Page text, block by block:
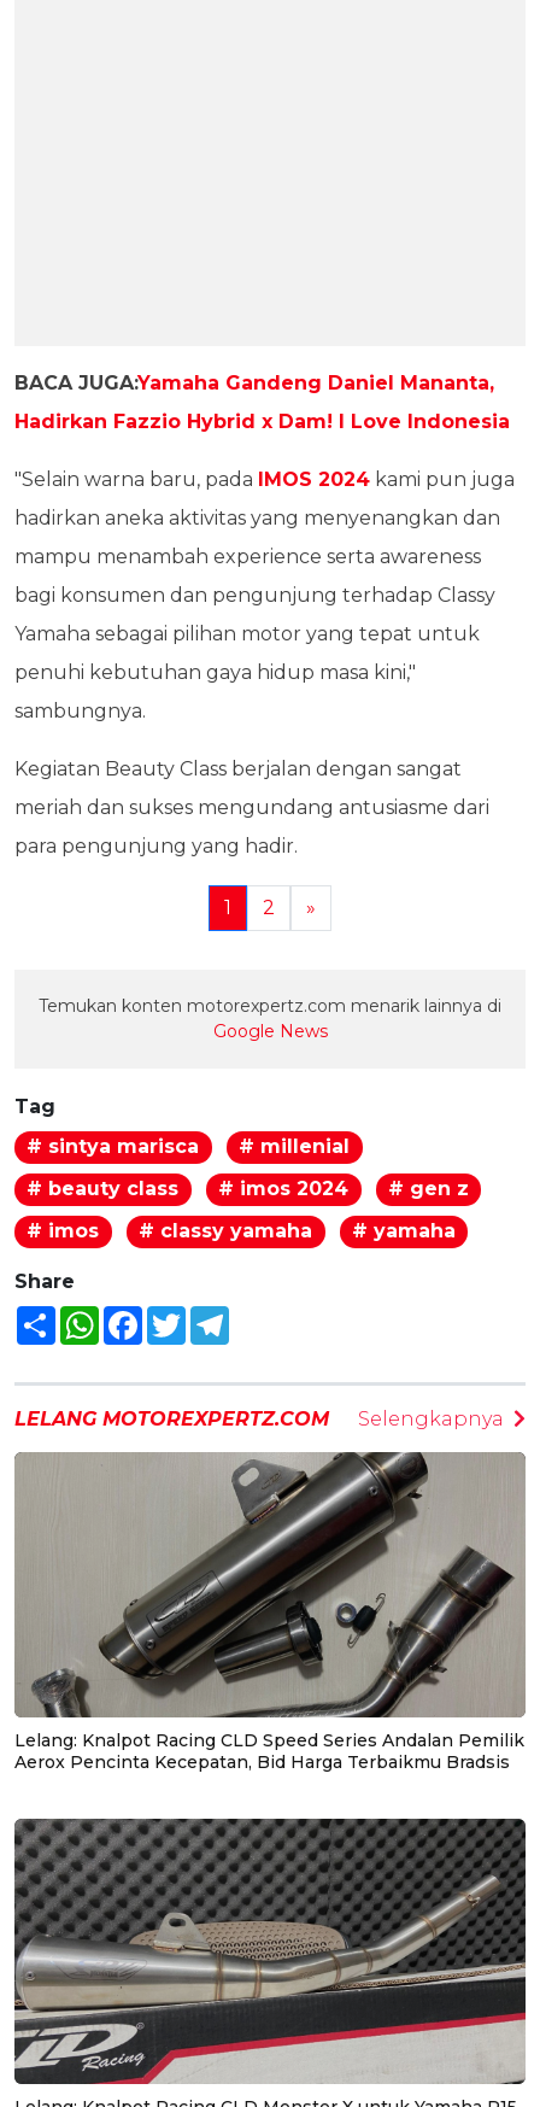
BACA JUGA:Yamaha Gandeng Daniel Mananta,
Hadirkan Fazzio Hybrid x Dam! I Love Indonesia
"Selain warna baru, pada IMOS 2024 kami pun juga
hadirkan aneka aktivitas yang menyenangkan dan
mampu menambah experience serta awareness
bagi konsumen dan pengunjung terhadap Classy
Yamaha sebagai pilihan motor yang tepat untuk
penuhi kebutuhan gaya hidup masa kini,"
sambungnya.
Kegiatan Beauty Class berjalan dengan sangat
meriah dan sukses mengundang antusiasme dari
para pengunjung yang hadir.
1 2 »
Temukan konten motorexpertz.com menarik lainnya di
Google News
Tag
# sintya marisca
# millenial
# beauty class
# imos 2024
# gen z
# imos
# classy yamaha # yamaha
Share
Share WhatsAppFacebook
Twitter
LELANG MOTOREXPERTZ.COM Selengkapnya
Lelang: Knalpot Racing CLD Speed Series Andalan Pemilik
Aerox Pencinta Kecepatan, Bid Harga Terbaikmu Bradsis